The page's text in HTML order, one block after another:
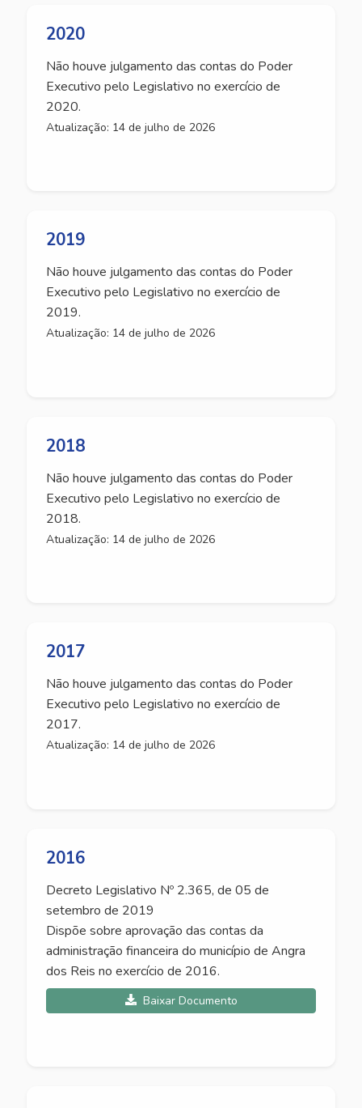
2020
Não houve julgamento das contas do Poder
Executivo pelo Legislativo no exercício de
2020.
Atualização: 14 de julho de 2026
2019
Não houve julgamento das contas do Poder
Executivo pelo Legislativo no exercício de
2019.
Atualização: 14 de julho de 2026
2018
Não houve julgamento das contas do Poder
Executivo pelo Legislativo no exercício de
2018.
Atualização: 14 de julho de 2026
2017
Não houve julgamento das contas do Poder
Executivo pelo Legislativo no exercício de
2017.
Atualização: 14 de julho de 2026
2016
Decreto Legislativo Nº 2.365, de 05 de
setembro de 2019
Dispõe sobre aprovação das contas da
administração financeira do município de Angra
dos Reis no exercício de 2016.
Baixar Documento